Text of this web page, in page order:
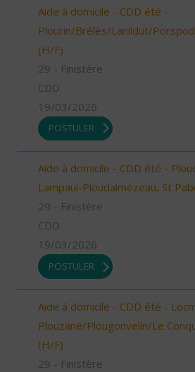
Aide à domicile - CDD été -
Plourin/Brélès/Lanildut/
(H/F)
29 - Finistère
CDD
19/03/2026
POSTULER
Aide à domicile - CDD été -
Lampaul-Ploudalmézeau, St
29 - Finistère
CDD
19/03/2026
POSTULER
Aide à domicile - CDD été -
Plouzané/Plougonvelin/Le
(H/F)
29 - Finistère